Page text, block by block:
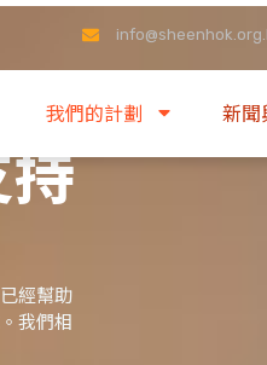
我們的計劃 新
經幫助
我們相